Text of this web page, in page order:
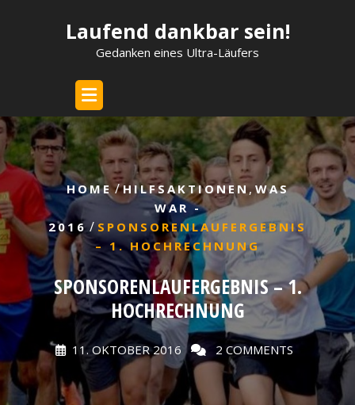
Laufend dankbar sein!
Gedanken eines Ultra-Läufers
HOME/HILFSAKTIONEN, WAS
WAR -
2016/ SPONSORENLAUFERGEBNIS
– 1. HOCHRECHNUNG
SPONSORENLAUFERGEBNIS – 1.
HOCHRECHNUNG
11. OKTOBER 2016 2 COMMENTS